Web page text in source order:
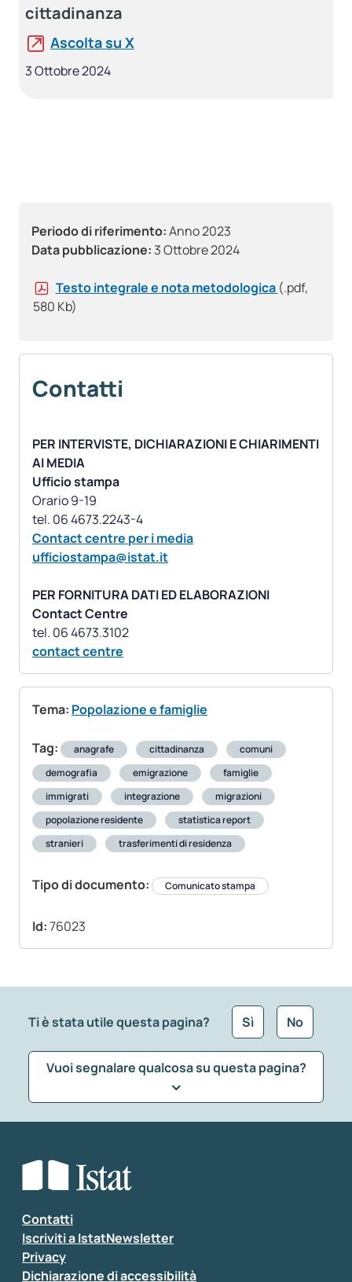
Periodo di riferimento:Anno 2023
Data pubblicazione: 3 Ottobre 2024
Testo integrale e nota metodologica (.pdf,
580 Kb)
Contatti
PER INTERVISTE, DICHIARAZIONI E CHIARIMENTI
AI MEDIA
Ufficio stampa
Orario 9-19
Contact centre per i media
ufficiostampa@istat.it
PER FORNITURA DATI ED ELABORAZIONI
Contact Centre
contact centre
Tema: Popolazione e famiglie
Tag: anagrafe cittadinanza
comuni
demografia
emigrazione
famiglie
immigrati
integrazione
migrazioni
popolazione residente
statistica report
stranieri
trasferimenti di residenza
Tipo di documento: Comunicato stampa
Id:76023
cittadinanza
Ascolta su X
3 Ottobre 2024
Ti è stata utile questa pagina? Sì No
Vuoi segnalare qualcosa su questa pagina?
Seleziona la tipologia della segnalazione
Inserisci il tuo commento
Contatti
Iscriviti a IstatNewsletter
Privacy
Dichiarazione di accessibilità